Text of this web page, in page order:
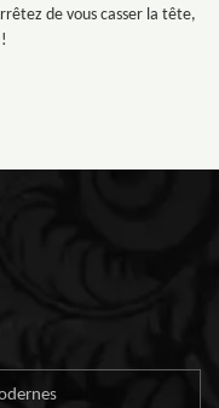
de vous casser la tête,